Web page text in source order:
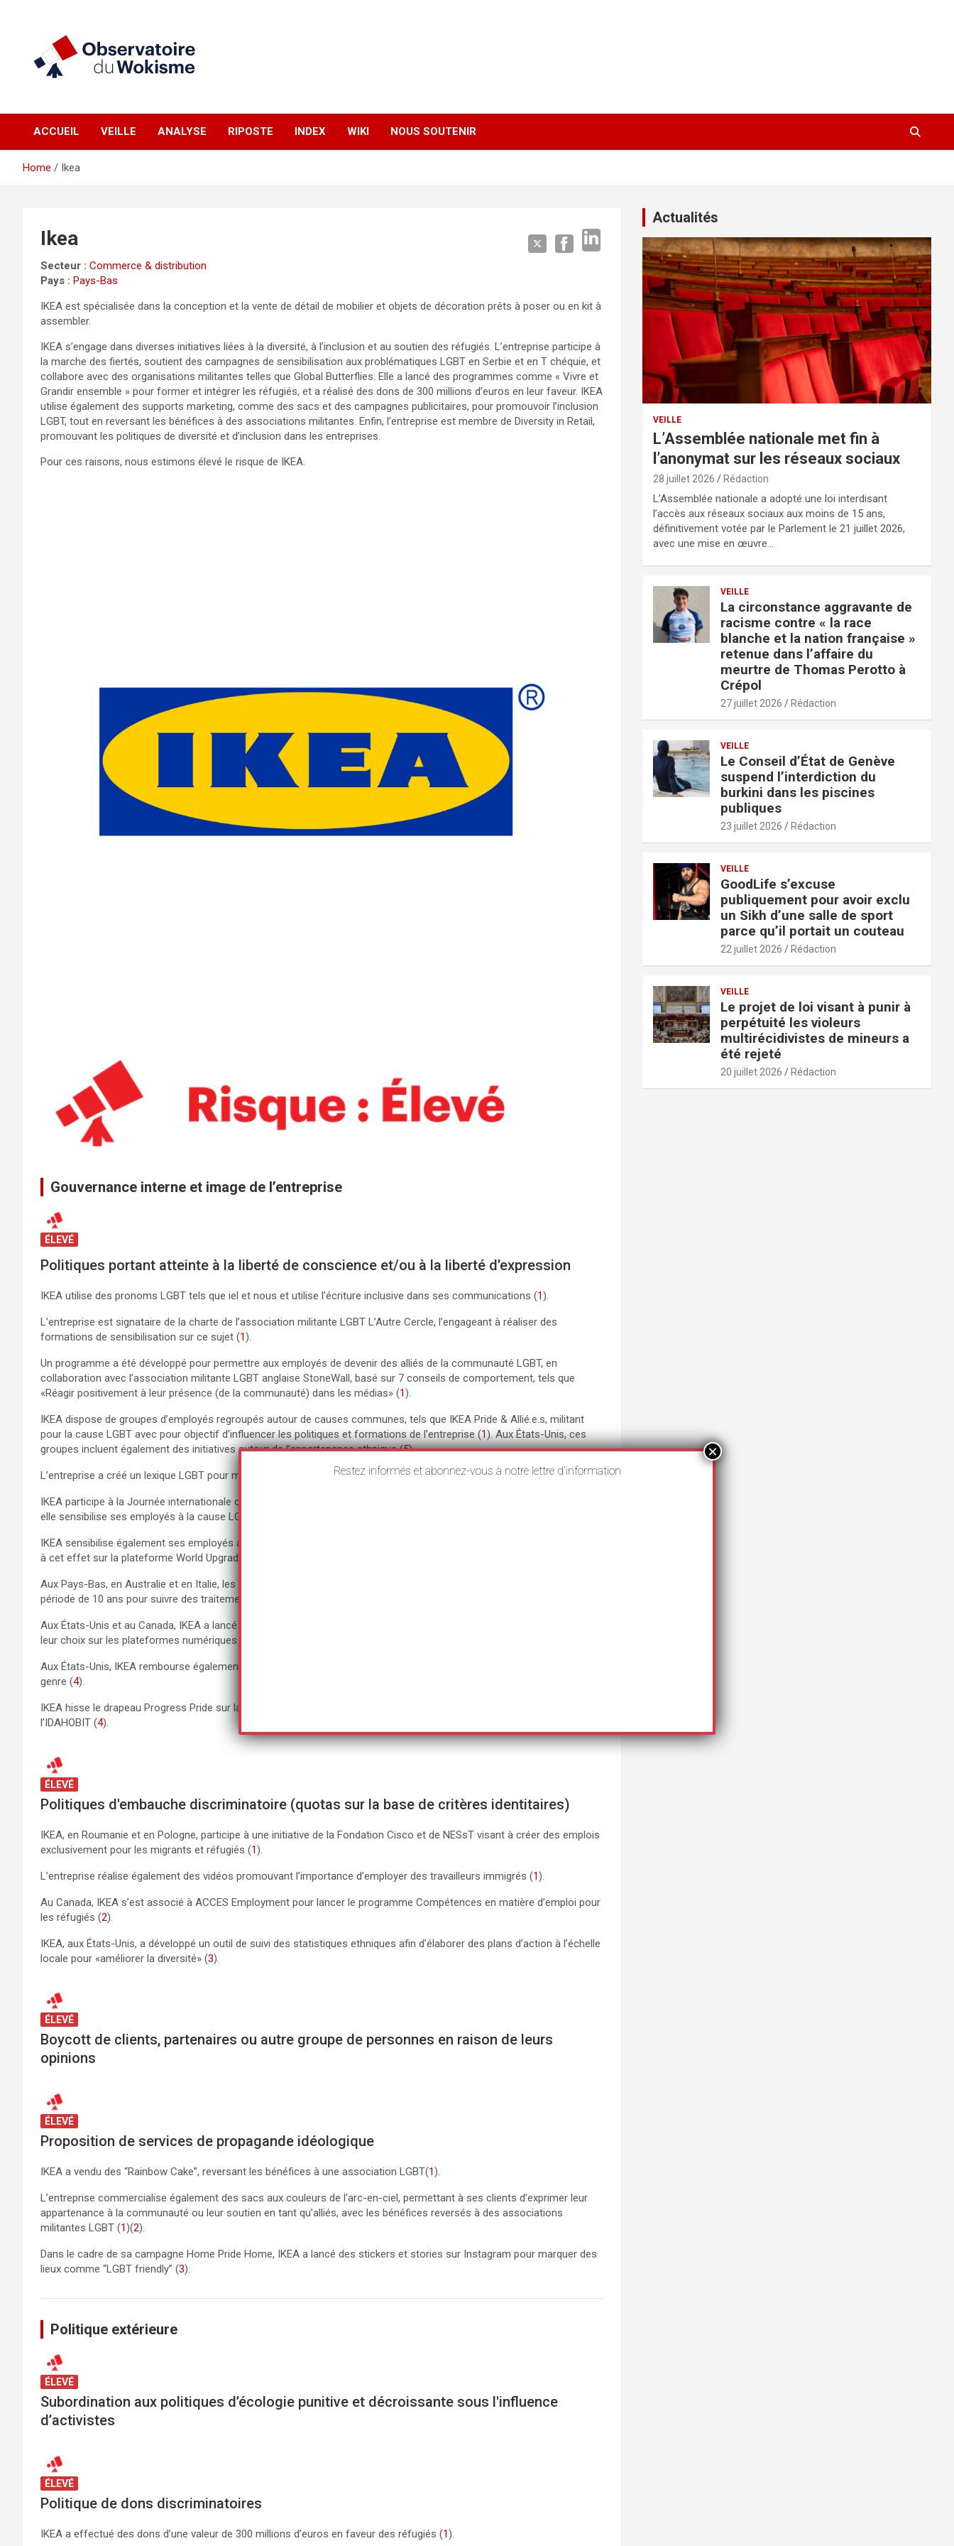
Observatoire du
Wokisme
ACCUEIL VEILLE ANALYSE RIPOSTE INDEX WIKI NOUS SOUTENIR
Home Ikea
Ikea
Secteur : Commerce & distribution
Pays : Pays-Bas
IKEA est spécialisée dans la conception et la vente de détail de mobilier et objets de décoration prêts à poser ou en kit à
assembler.
IKEA s’engage dans diverses initiatives liées à la diversité, à l’inclusion et au soutien des réfugiés. L’entreprise participe à
la marche des fiertés, soutient des campagnes de sensibilisation aux problématiques LGBT en Serbie et en T chéquie, et
collabore avec des organisations militantes telles que Global Butterflies. Elle a lancé des programmes comme « Vivre et
Grandir ensemble » pour former et intégrer les réfugiés, et a réalisé des dons de 300 millions d’euros en leur faveur. IKEA
utilise également des supports marketing, comme des sacs et des campagnes publicitaires, pour promouvoir l’inclusion
LGBT, tout en reversant les bénéfices à des associations militantes. Enfin, l’entreprise est membre de Diversity in Retail,
promouvant les politiques de diversité et d’inclusion dans les entreprises.
Pour ces raisons, nous estimons élevé le risque de IKEA.
Gouvernance interne et image de l’entreprise
ÉLEVÉ
Politiques portant atteinte à la liberté de conscience et/ou à la liberté d’expression
IKEA utilise des pronoms LGBT tels que iel et nous et utilise l’écriture inclusive dans ses communications (1).
L’entreprise est signataire de la charte de l’association militante LGBT L’Autre Cercle, l’engageant à réaliser des
formations de sensibilisation sur ce sujet (1).
Un programme a été développé pour permettre aux employés de devenir des alliés de la communauté LGBT, en
collaboration avec l’association militante LGBT anglaise StoneWall, basé sur 7 conseils de comportement, tels que
«Réagir positivement à leur présence (de la communauté) dans les médias» (1).
IKEA dispose de groupes d’employés regroupés autour de causes communes, tels que IKEA Pride & Allié.e.s, militant
pour la cause LGBT avec pour objectif d’influencer les politiques et formations de l’entreprise (1). Aux États-Unis, ces
groupes incluent également des initiatives autour de l’appartenance ethnique (5).
L’entreprise a créé un lexique LGBT pour mieux s’adresser aux membres de la communauté et les comprendre (1).
IKEA participe à la Journée internationale contre l’homophobie, la transphobie et la biphobie (IDAHOBIT), durant laquelle
elle sensibilise ses employés à la cause LGBT (
IKEA sensibilise également ses employés aux comportements à adopter envers les réfugiés et a conçu un questionnaire
à cet effet sur la plateforme World Upgrader, qui se consacre uniquement à la lutte contre les préjugés (
Aux Pays-Bas, en Australie et en Italie, les employés d’IKEA bénéficient de 24 semaines de congés payés sur une
période de 10 ans pour suivre des traitements médicaux et non médicaux pour faire une transition de genre (
Aux États-Unis et au Canada, IKEA a lancé le projet «Chosen Name», permettant aux employés d’utiliser le prénom de
leur choix sur les plateformes numériques de l’entreprise (
Aux États-Unis, IKEA rembourse également les déplacements nécessaires pour suivre un traitement de transition de
genre (4).
IKEA hisse le drapeau Progress Pride sur la façade de tous ses magasins au Japon et au Canada pour célébrer
l’IDAHOBIT (4).
ÉLEVÉ
Politiques d'embauche discriminatoire (quotas sur la base de critères identitaires)
IKEA, en Roumanie et en Pologne, participe à une initiative de la Fondation Cisco et de NESsT visant à créer des emplois
exclusivement pour les migrants et réfugiés (1).
L’entreprise réalise également des vidéos promouvant l’importance d’employer des travailleurs immigrés (1).
Au Canada, IKEA s’est associé à ACCES Employment pour lancer le programme Compétences en matière d’emploi pour
les réfugiés (2).
IKEA, aux États-Unis, a développé un outil de suivi des statistiques ethniques afin d’élaborer des plans d’action à l’échelle
locale pour «améliorer la diversité» (3).
ÉLEVÉ
Boycott de clients, partenaires ou autre groupe de personnes en raison de leurs
opinions
ÉLEVÉ
Proposition de services de propagande idéologique
IKEA a vendu des “Rainbow Cake”, reversant les bénéfices à une association LGBT(1).
L’entreprise commercialise également des sacs aux couleurs de l’arc-en-ciel, permettant à ses clients d’exprimer leur
appartenance à la communauté ou leur soutien en tant qu’alliés, avec les bénéfices reversés à des associations
militantes LGBT (1)(2).
Dans le cadre de sa campagne Home Pride Home, IKEA a lancé des stickers et stories sur Instagram pour marquer des
lieux comme “LGBT friendly” (3).
Politique extérieure
ÉLEVÉ
Subordination aux politiques d’écologie punitive et décroissante sous l'influence
d’activistes
ÉLEVÉ
Politique de dons discriminatoires
IKEA a effectué des dons d’une valeur de 300 millions d’euros en faveur des réfugiés (1).
Actualités
VEILLE
L’Assemblée nationale met fin à
l’anonymat sur les réseaux sociaux
28 juillet 2026 Rédaction
L’Assemblée nationale a adopté une loi interdisant
l’accès aux réseaux sociaux aux moins de 15 ans,
définitivement votée par le Parlement le 21 juillet 2026,
avec une mise en œuvre…
VEILLE
La circonstance aggravante de
racisme contre « la race
blanche et la nation française »
retenue dans l’affaire du
meurtre de Thomas Perotto à
Crépol
27 juillet 2026 Rédaction
VEILLE
Le Conseil d’État de Genève
suspend l’interdiction du
burkini dans les piscines
publiques
23 juillet 2026 Rédaction
VEILLE
GoodLife s’excuse
publiquement pour avoir exclu
un Sikh d’une salle de sport
parce qu’il portait un couteau
22 juillet 2026 Rédaction
VEILLE
Le projet de loi visant à punir à
perpétuité les violeurs
multirécidivistes de mineurs a
été rejeté
20 juillet 2026 Rédaction
Restez informés et abonnez-vous à notre lettre d’information